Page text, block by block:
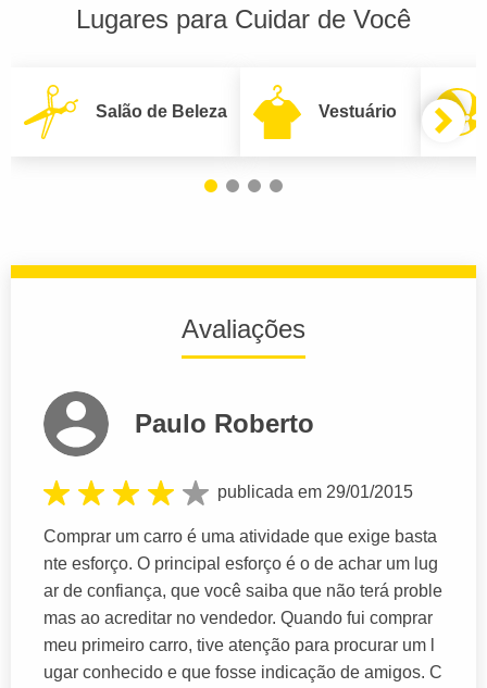
Lugares para Cuidar de Você
Salão de Beleza Vestuário
Avaliações
Paulo Roberto
publicada em 29/01/2015
Comprar um carro é uma atividade que exige basta
nte esforço. O principal esforço é o de achar um lug
ar de confiança, que você saiba que não terá proble
mas ao acreditar no vendedor. Quando fui comprar
meu primeiro carro, tive atenção para procurar um l
ugar conhecido e que fosse indicação de amigos. C